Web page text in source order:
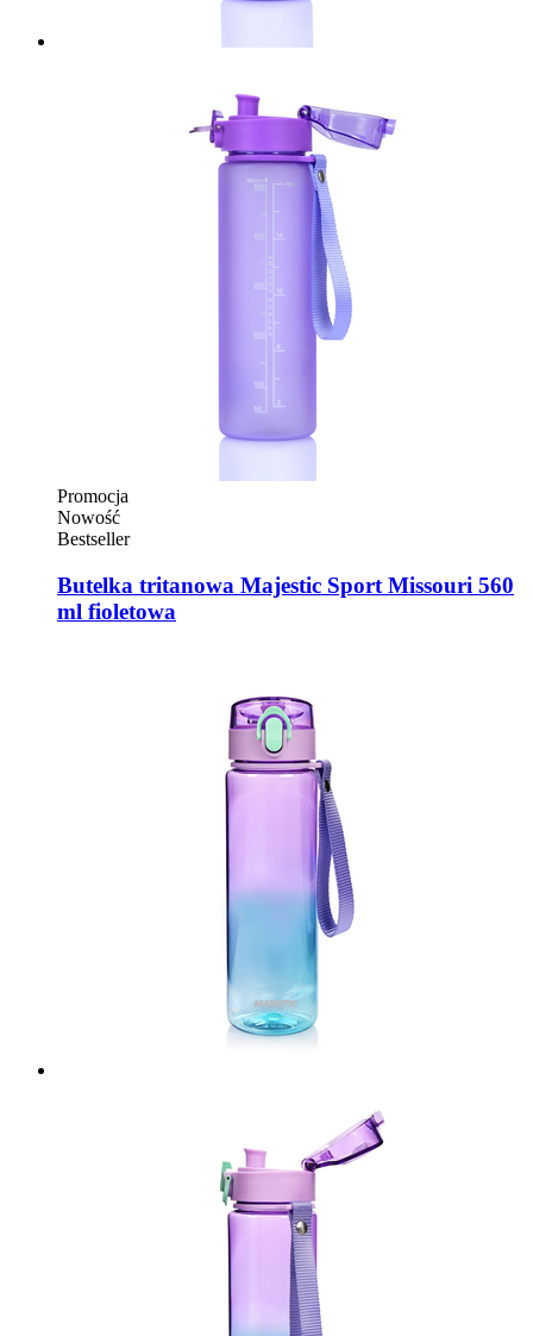
Promocja
Nowość
Bestseller
Butelka tritanowa Majestic Sport Missouri 560
ml fioletowa